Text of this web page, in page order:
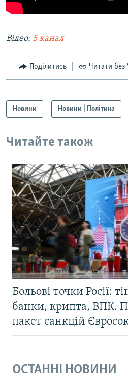
Відео: 5 канал
Поділитись Читати без
Новини Новини | Політика
Читайте також
Больові точки Росії:
банки, крипта, ВПК.
пакет санкцій
ОСТАННІ НОВИНИ